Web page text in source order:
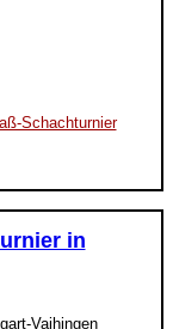
Schachturnier
in